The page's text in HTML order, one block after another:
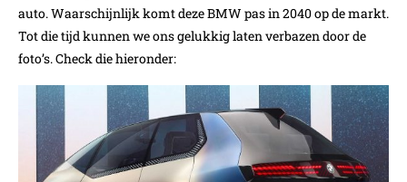
auto. Waarschijnlijk komt deze BMW pas in 2040 op de markt.
Tot die tijd kunnen we ons gelukkig laten verbazen door de
foto’s. Check die hieronder: